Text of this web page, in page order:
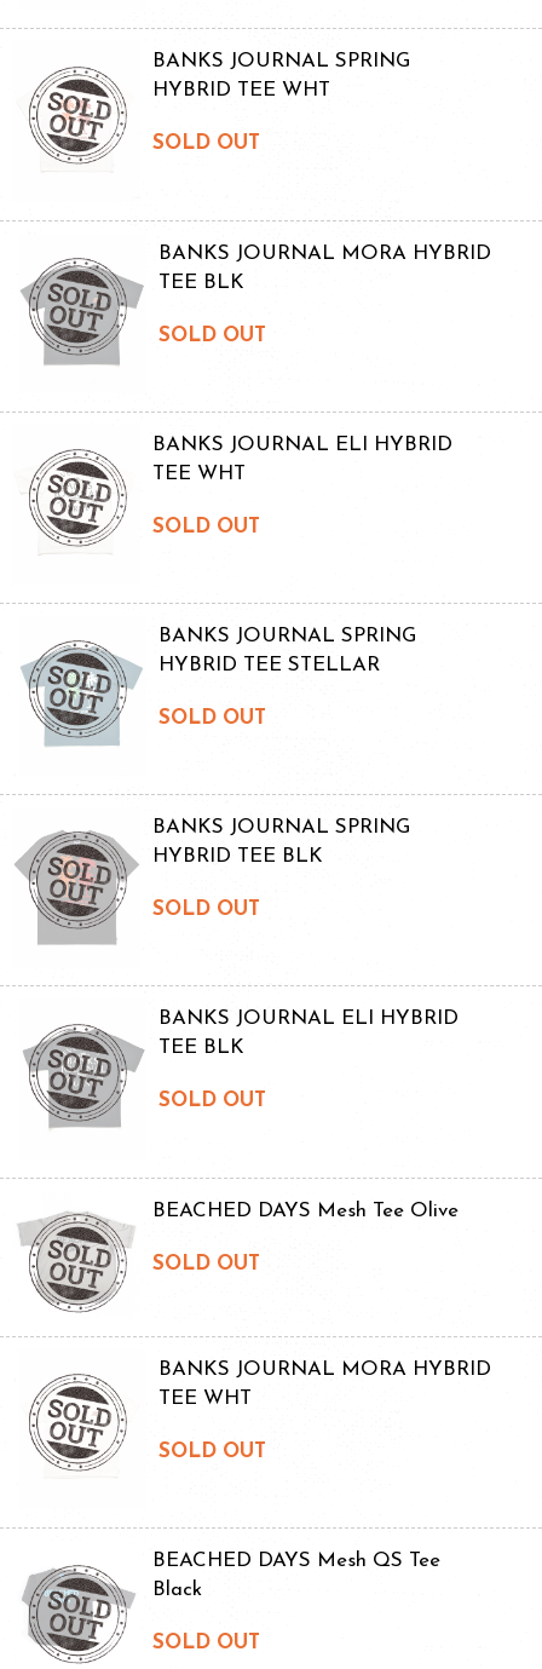
BANKS JOURNAL SPRING
HYBRID TEE WHT
SOLD OUT
BANKS JOURNAL MORA HYBRID
TEE BLK
SOLD OUT
BANKS JOURNAL ELI HYBRID
TEE WHT
SOLD OUT
BANKS JOURNAL SPRING
HYBRID TEE STELLAR
SOLD OUT
BANKS JOURNAL SPRING
HYBRID TEE BLK
SOLD OUT
BANKS JOURNAL ELI HYBRID
TEE BLK
SOLD OUT
BEACHED DAYS Mesh Tee Olive
SOLD OUT
BANKS JOURNAL MORA HYBRID
TEE WHT
SOLD OUT
BEACHED DAYS Mesh QS Tee
Black
SOLD OUT